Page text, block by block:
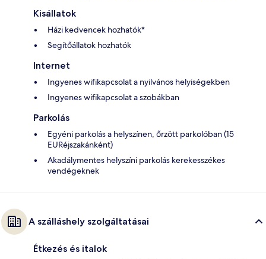
Kisállatok
Házi kedvencek hozhatók*
Segítőállatok hozhatók
Internet
Ingyenes wifikapcsolat a nyilvános helyiségekben
Ingyenes wifikapcsolat a szobákban
Parkolás
Egyéni parkolás a helyszínen, őrzött parkolóban (15
EURéjszakánként)
Akadálymentes helyszíni parkolás kerekesszékes
vendégeknek
A szálláshely szolgáltatásai
Étkezés és italok